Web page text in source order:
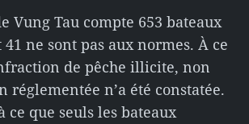
Vung Tau compte 653 bateaux
ne sont pas aux normes. À ce
de pêche illicite, non
réglementée n’a été constatée.
ce que seuls les bateaux